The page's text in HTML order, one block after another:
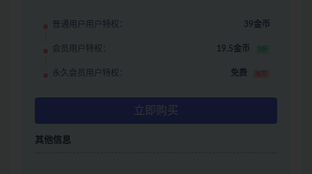
普通用户用户特权： 39金币
会员用户特权： 19.5金币 5折
永久会员用户特权： 免费 推荐
立即购买
其他信息